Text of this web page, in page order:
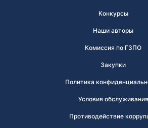
Конкурсы
Наши авторы
Комиссия по ГЗПО
Закупки
Политика
Условия обслуживания
Противодействие